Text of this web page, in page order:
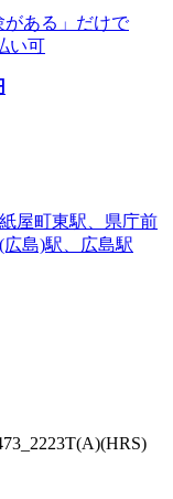
がある」だけで
い可
屋町東駅、県庁前
島)駅、広島駅